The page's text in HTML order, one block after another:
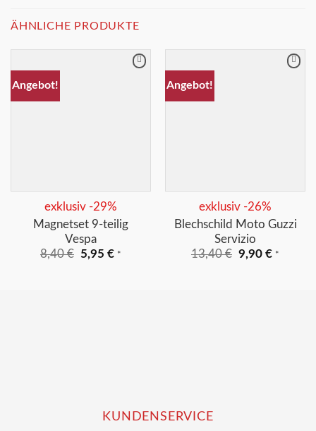
ÄHNLICHE PRODUKTE
Angebot!
Merkliste
exklusiv -29%
Magnetset 9-teilig
Vespa
8,40€ Ursprünglicher
5,95€Aktueller
*
Angebot!
Merkliste
exklusiv -26%
Blechschild Moto Guzzi
Servizio
13,40€ Ursprünglicher
9,90€ *
KUNDENSERVICE